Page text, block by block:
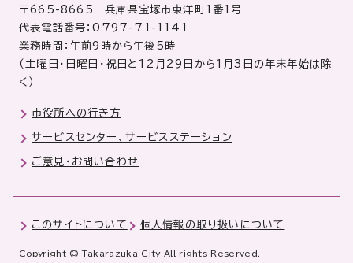
〒665-8665 兵庫県宝塚市東洋町1番1号
代表電話番号：0797-71-1141
業務時間：午前9時から午後5時
（土曜日・日曜日・祝日と12月29日から1月3日の年末年始は除
く）
市役所への行き方
サービスセンター、サービスステーション
ご意見・お問い合わせ
このサイトについて 個人情報の取り扱いについて
Copyright © Takarazuka City All rights Reserved.